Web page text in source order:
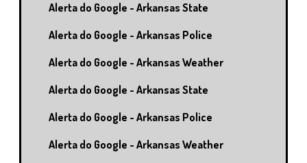
Alerta do Google - Arkansas State
Alerta do Google - Arkansas Police
Alerta do Google - Arkansas Weather
Alerta do Google - Arkansas State
Alerta do Google - Arkansas Police
Alerta do Google - Arkansas Weather